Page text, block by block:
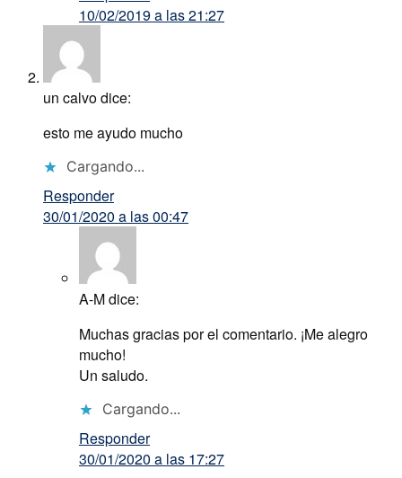
10/02/2019 a las 21:27
un calvodice:
esto me ayudo mucho
Cargando...
Responder
30/01/2020 a las 00:47
A-Mdice:
Muchas gracias por el comentario. ¡Me alegro
mucho!
Un saludo.
Cargando...
Responder
30/01/2020 a las 17:27